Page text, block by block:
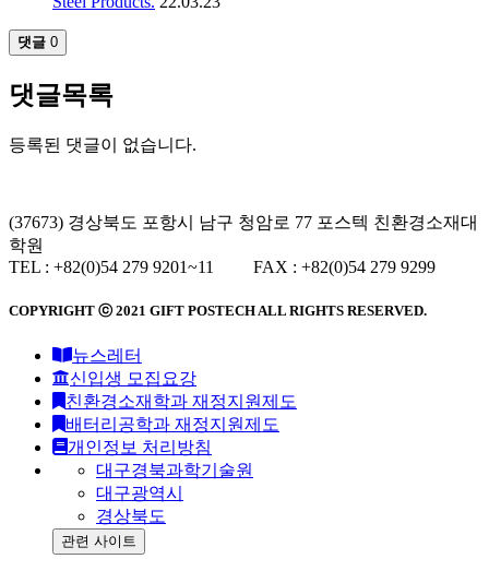
댓글 0
댓글목록
등록된 댓글이 없습니다.
(37673) 경상북도 포항시 남구 청암로 77 포스텍 친환경소재대
학원
TEL : +82(0)54 279 9201~11 FAX : +82(0)54 279 9299
COPYRIGHT ⓒ 2021 GIFT POSTECH ALL RIGHTS RESERVED.
뉴스레터
신입생 모집요강
친환경소재학과 재정지원제도
배터리공학과 재정지원제도
개인정보 처리방침
대구경북과학기술원
대구광역시
경상북도
관련 사이트